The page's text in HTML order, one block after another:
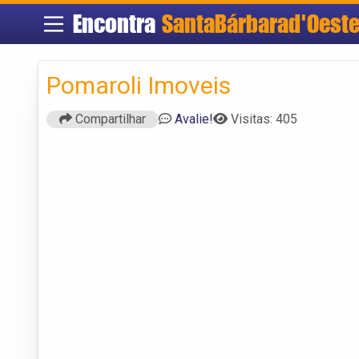
Encontra SantaBárbarad'Oeste
Pomaroli Imoveis
Compartilhar Avalie! Visitas: 405